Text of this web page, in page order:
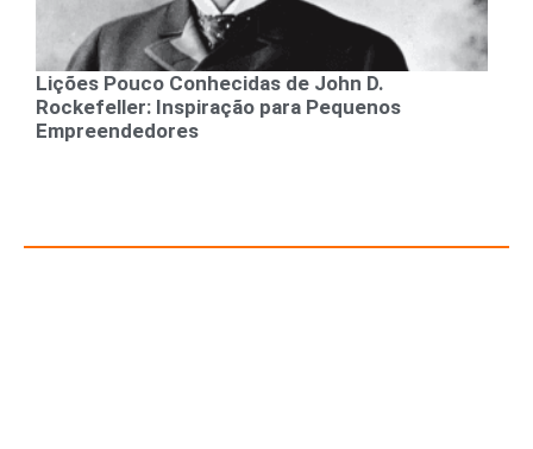
Lições Pouco Conhecidas de John D.
Rockefeller: Inspiração para Pequenos
Empreendedores